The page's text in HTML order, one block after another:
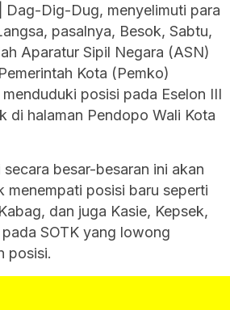
Dag-Dig-Dug, menyelimuti para
pasalnya, Besok, Sabtu,
Aparatur Sipil Negara (ASN)
Kota (Pemko)
posisi pada Eselon III
di halaman Pendopo Wali Kota
besar-besaran ini akan
menempati posisi baru seperti
dan juga Kasie, Kepsek,
SOTK yang lowong
posisi.